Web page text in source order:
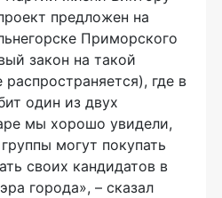
предложен на
Приморского
закон на такой
где в
один из двух
мы хорошо увидели,
могут покупать
своих кандидатов в
города», – сказал